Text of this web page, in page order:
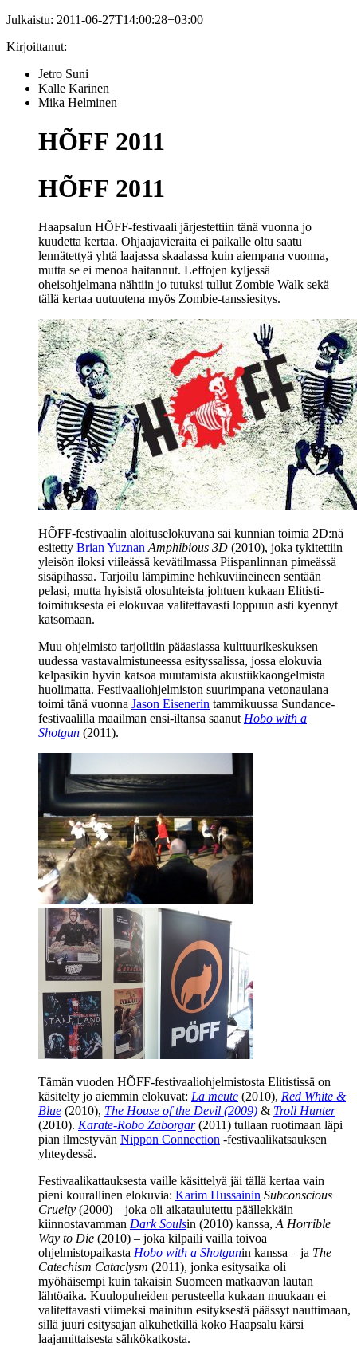
Julkaistu: 2011-06-27T14:00:28+03:00
Kirjoittanut:
Jetro Suni
Kalle Karinen
Mika Helminen
HÕFF 2011
HÕFF 2011
Haapsalun HÕFF-festivaali järjestettiin tänä vuonna jo
kuudetta kertaa. Ohjaajavieraita ei paikalle oltu saatu
lennätettyä yhtä laajassa skaalassa kuin aiempana vuonna,
mutta se ei menoa haitannut. Leffojen kyljessä
oheisohjelmana nähtiin jo tutuksi tullut Zombie Walk sekä
tällä kertaa uutuutena myös Zombie-tanssiesitys.
HÕFF-festivaalin aloituselokuvana sai kunnian toimia 2D:nä
esitetty Brian Yuznan Amphibious 3D (2010), joka tykitettiin
yleisön iloksi viileässä kevätilmassa Piispanlinnan pimeässä
sisäpihassa. Tarjoilu lämpimine hehkuviineineen sentään
pelasi, mutta hyisistä olosuhteista johtuen kukaan Elitisti-
toimituksesta ei elokuvaa valitettavasti loppuun asti kyennyt
katsomaan.
Muu ohjelmisto tarjoiltiin pääasiassa kulttuurikeskuksen
uudessa vastavalmistuneessa esityssalissa, jossa elokuvia
kelpasikin hyvin katsoa muutamista akustiikkaongelmista
huolimatta. Festivaaliohjelmiston suurimpana vetonaulana
toimi tänä vuonna Jason Eisenerin tammikuussa Sundance-
festivaalilla maailman ensi-iltansa saanut Hobo with a
Shotgun (2011).
Tämän vuoden HÕFF-festivaaliohjelmistosta Elitistissä on
käsitelty jo aiemmin elokuvat: La meute (2010), Red White &
Blue (2010), The House of the Devil (2009) & Troll Hunter
(2010). Karate-Robo Zaborgar(2011) tullaan ruotimaan läpi
pian ilmestyvän Nippon Connection ‑festivaalikatsauksen
yhteydessä.
Festivaalikattauksesta vaille käsittelyä jäi tällä kertaa vain
pieni kourallinen elokuvia: Karim Hussainin Subconscious
Cruelty (2000) – joka oli aikataulutettu päällekkäin
kiinnostavamman Dark Soulsin (2010) kanssa, A Horrible
Way to Die (2010) – joka kilpaili vailla toivoa
ohjelmistopaikasta Hobo with a Shotgunin kanssa – ja The
Catechism Cataclysm (2011), jonka esitysaika oli
myöhäisempi kuin takaisin Suomeen matkaavan lautan
lähtöaika. Kuulopuheiden perusteella kukaan muukaan ei
valitettavasti viimeksi mainitun esityksestä päässyt nauttimaan,
sillä juuri esitysajan alkuhetkillä koko Haapsalu kärsi
laajamittaisesta sähkökatkosta.